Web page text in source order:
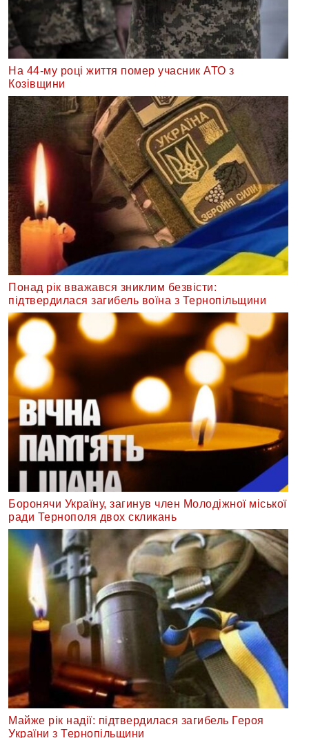
На 44-му році життя помер учасник АТО з
Козівщини
Понад рік вважався зниклим безвісти:
підтвердилася загибель воїна з Тернопільщини
Боронячи Україну, загинув член Молодіжної міської
ради Тернополя двох скликань
Майже рік надії: підтвердилася загибель Героя
України з Тернопільщини